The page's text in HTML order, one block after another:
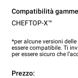
Compatibilità
CHEFTOP-X™
*per alcune versioni
essere compatibile. Ti
per essere sicuro che
Prezzo: